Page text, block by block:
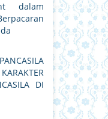
dalam
DI